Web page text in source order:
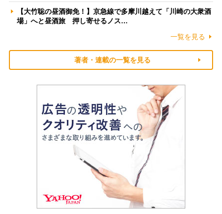
【大竹聡の昼酒御免！】京急線で多摩川越えて「川崎の大衆酒
場」へと昼酒旅 押し寄せるノス…
一覧を見る
著者・連載の一覧を見る